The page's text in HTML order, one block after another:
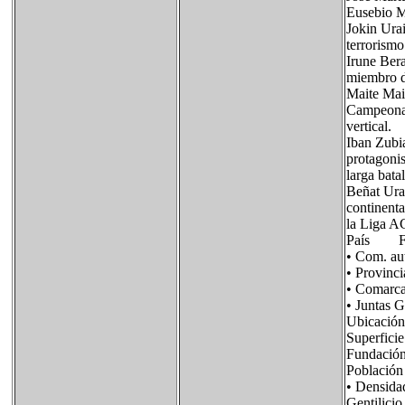
Eusebio
Jokin
Irune
miembro
Maite
vertical.
Iban
larga
Beñat
la Liga
País
• Com.
•
•
• Juntas
•